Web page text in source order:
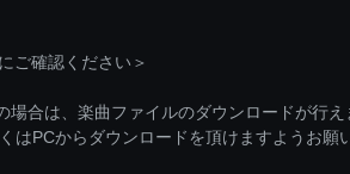
ご確認ください＞
合は、楽曲ファイルのダウンロードが行え
PCからダウンロードを頂けますようお願